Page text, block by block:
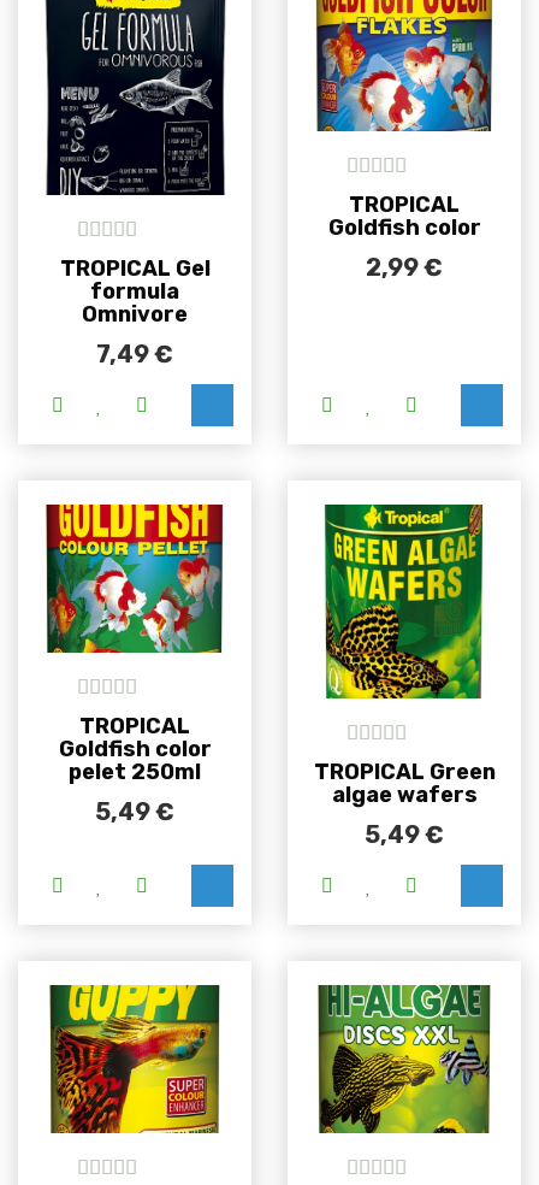
5out of 5
TROPICAL Gel
formula
Omnivore
7,49€
5out of 5
TROPICAL
Goldfish color
2,99€
Ovaj proizvod
5out of 5
TROPICAL
Goldfish color
pelet 250ml
5,49€
5out of 5
TROPICAL Green
algae wafers
5,49€
Ovaj proizvod